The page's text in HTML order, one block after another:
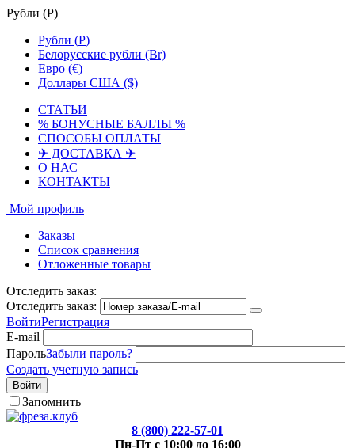
Рубли (Р)
Рубли (Р)
Белорусские рубли (Br)
Евро (€)
Доллары США ($)
СТАТЬИ
% БОНУСНЫЕ БАЛЛЫ %
СПОСОБЫ ОПЛАТЫ
✈ ДОСТАВКА ✈
О НАС
КОНТАКТЫ
Мой профиль
Заказы
Список сравнения
Отложенные товары
Отследить заказ:
Отследить заказ:
ВойтиРегистрация
E-mail
ПарольЗабыли пароль?
Создать учетную запись
Войти
Запомнить
8 (800) 222-57-01
Пн-Пт с 10:00 до 16:00